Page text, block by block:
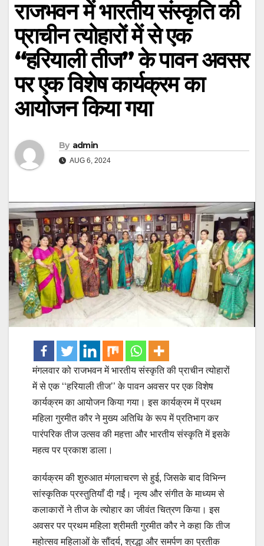
राजभवन में भारतीय संस्कृति की
प्राचीन त्योहारों में से एक
‘‘हरियाली तीज’’ के पावन अवसर
पर एक विशेष कार्यक्रम का
आयोजन किया गया
By admin
AUG 6, 2024
मंगलवार को राजभवन में भारतीय संस्कृति की प्राचीन त्योहारों
में से एक ‘‘हरियाली तीज’’ के पावन अवसर पर एक विशेष
कार्यक्रम का आयोजन किया गया। इस कार्यक्रम में प्रथम
महिला गुरमीत कौर ने मुख्य अतिथि के रूप में प्रतिभाग कर
पारंपरिक तीज उत्सव की महत्ता और भारतीय संस्कृति में इसके
महत्व पर प्रकाश डाला।
कार्यक्रम की शुरुआत मंगलाचरण से हुई, जिसके बाद विभिन्न
सांस्कृतिक प्रस्तुतियाँ दी गईं। नृत्य और संगीत के माध्यम से
कलाकारों ने तीज के त्योहार का जीवंत चित्रण किया। इस
अवसर पर प्रथम महिला श्रीमती गुरमीत कौर ने कहा कि तीज
महोत्सव महिलाओं के सौंदर्य, श्रद्धा और समर्पण का प्रतीक